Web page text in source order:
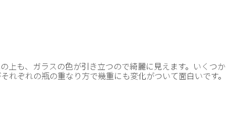
上も、ガラスの色が引き立つので綺麗に見えます。いくつか
れぞれの瓶の重なり方で幾重にも変化がついて面白いです。